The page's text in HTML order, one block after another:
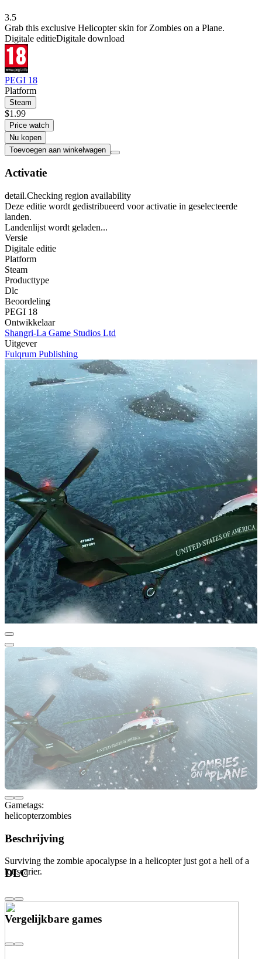
3.5
Grab this exclusive Helicopter skin for Zombies on a Plane.
Digitale editieDigitale download
PEGI 18
Platform
Steam
$1.99
Price watch
Nu kopen
Toevoegen aan winkelwagen
Activatie
detail.Checking region availability
Deze editie wordt gedistribueerd voor activatie in geselecteerde
landen.
Landenlijst wordt geladen...
Versie
Digitale editie
Platform
Steam
Producttype
Dlc
Beoordeling
PEGI 18
Ontwikkelaar
Shangri-La Game Studios Ltd
Uitgever
Fulqrum Publishing
Gametags:
helicopterzombies
Beschrijving
Surviving the zombie apocalypse in a helicopter just got a hell of a
lot scarier.
DLC
Vergelijkbare games